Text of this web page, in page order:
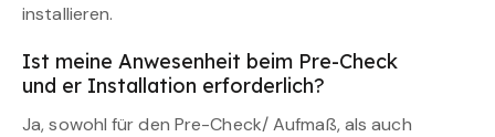
installieren.
Ist meine Anwesenheit beim Pre-Check
und er Installation erforderlich?
Ja, sowohl für den Pre-Check/ Aufmaß, als auch